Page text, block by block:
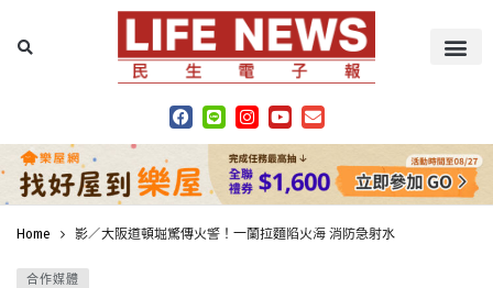
Home 影／大阪道頓堀驚傳火警！一蘭拉麵陷火海 消防急射水
合作媒體